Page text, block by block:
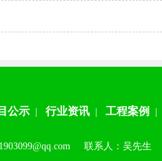
公示 行业资讯 工程案例
联系人：吴先生